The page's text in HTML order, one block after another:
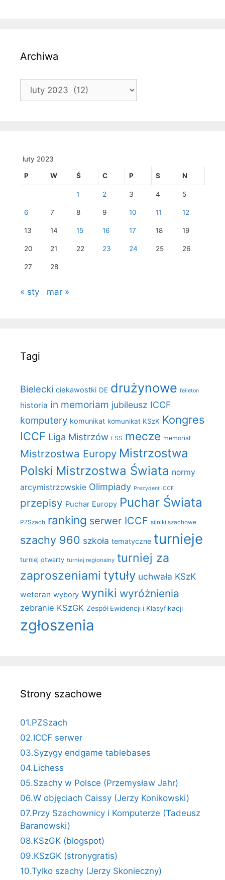
Archiwa
Archiwa
luty 2023
P W Ś C P S N
1 2 3 4 5
6 7 8 9 10 11 12
13 14 15 16 17 18 19
20 21 22 23 24 25 26
27 28
« sty mar »
Tagi
Bielecki ciekawostki DE drużynowe felieton
historia in memoriam jubileusz ICCF
komputery komunikat komunikat KSzK Kongres
ICCF Liga Mistrzów LSS mecze memoriał
Mistrzostwa Europy Mistrzostwa
Polski Mistrzostwa Świata normy
arcymistrzowskie Olimpiady Prezydent ICCF
przepisy Puchar Europy Puchar Świata
PZSzach ranking serwer ICCF silniki szachowe
szachy 960 szkoła tematyczne turnieje
turniej otwarty turniej regionalny turniej za
zaproszeniami tytuły uchwała KSzK
weteran wybory wyniki wyróżnienia
zebranie KSzGK Zespół Ewidencji i Klasyfikacji
zgłoszenia
Strony szachowe
01.PZSzach
02.ICCF serwer
03.Syzygy endgame tablebases
04.Lichess
05.Szachy w Polsce (Przemysław Jahr)
06.W objęciach Caissy (Jerzy Konikowski)
07.Przy Szachownicy i Komputerze (Tadeusz
Baranowski)
08.KSzGK (blogspot)
09.KSzGK (stronygratis)
10.Tylko szachy (Jerzy Skonieczny)